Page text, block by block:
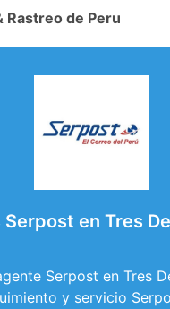
Rastreo de Peru
Serpost en Tres
Serpost en Tres
y servicio